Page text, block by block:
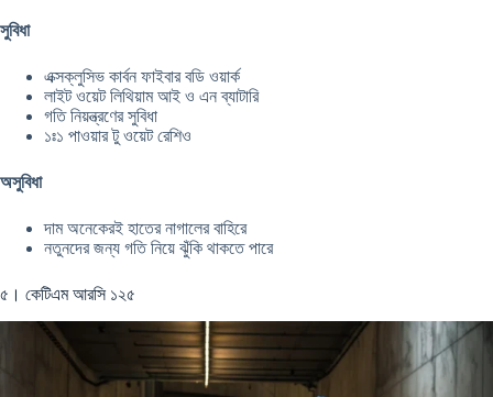
সুবিধা
এক্সক্লুসিভ কার্বন ফাইবার বডি ওয়ার্ক
লাইট ওয়েট লিথিয়াম আই ও এন ব্যাটারি
গতি নিয়ন্ত্রণের সুবিধা
১ঃ১ পাওয়ার টু ওয়েট রেশিও
অসুবিধা
দাম অনেকেরই হাতের নাগালের বাহিরে
নতুনদের জন্য গতি নিয়ে ঝুঁকি থাকতে পারে
৫। কেটিএম আরসি ১২৫